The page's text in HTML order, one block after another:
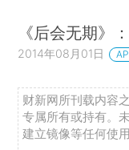
《后会无期》
2014年08月01日
财新网所刊载内容
专属所有或持有。
建立镜像等任何使用